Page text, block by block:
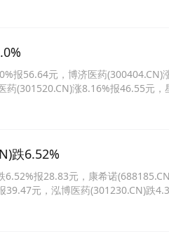
报56.64元，博济医药
(301520.CN)涨8.16%报46.55元，
跌6.52%
报28.83元，康希诺
元，泓博医药(301230.CN)跌